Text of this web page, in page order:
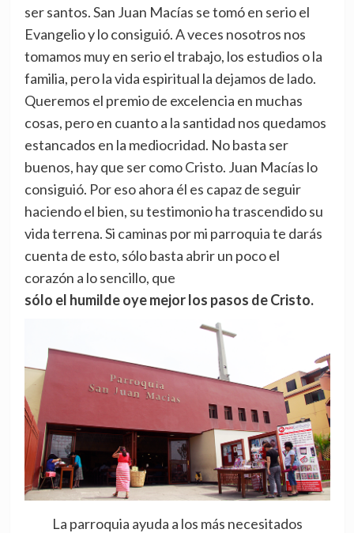
ser santos. San Juan Macías se tomó en serio el
Evangelio y lo consiguió. A veces nosotros nos
tomamos muy en serio el trabajo, los estudios o la
familia, pero la vida espiritual la dejamos de lado.
Queremos el premio de excelencia en muchas
cosas, pero en cuanto a la santidad nos quedamos
estancados en la mediocridad. No basta ser
buenos, hay que ser como Cristo. Juan Macías lo
consiguió. Por eso ahora él es capaz de seguir
haciendo el bien, su testimonio ha trascendido su
vida terrena. Si caminas por mi parroquia te darás
cuenta de esto, sólo basta abrir un poco el
corazón a lo sencillo, que
sólo el humilde oye mejor los pasos de Cristo.
La parroquia ayuda a los más necesitados